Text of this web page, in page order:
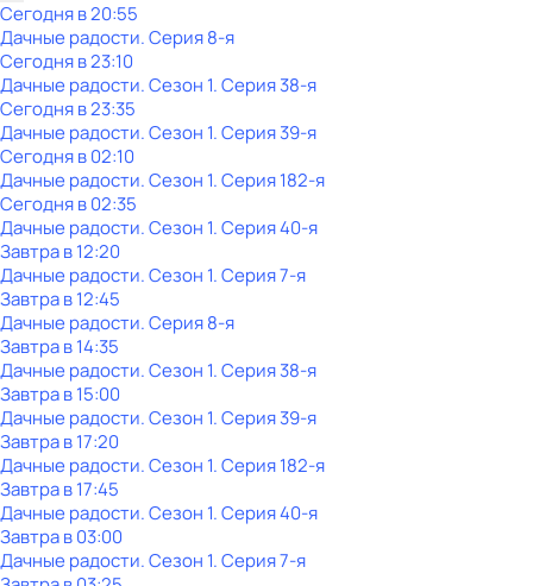
Сегодня в 20:55
Дачные радости. Серия 8-я
Сегодня в 23:10
Дачные радости. Сезон 1. Серия 38-я
Сегодня в 23:35
Дачные радости. Сезон 1. Серия 39-я
Сегодня в 02:10
Дачные радости. Сезон 1. Серия 182-я
Сегодня в 02:35
Дачные радости. Сезон 1. Серия 40-я
Завтра в 12:20
Дачные радости. Сезон 1. Серия 7-я
Завтра в 12:45
Дачные радости. Серия 8-я
Завтра в 14:35
Дачные радости. Сезон 1. Серия 38-я
Завтра в 15:00
Дачные радости. Сезон 1. Серия 39-я
Завтра в 17:20
Дачные радости. Сезон 1. Серия 182-я
Завтра в 17:45
Дачные радости. Сезон 1. Серия 40-я
Завтра в 03:00
Дачные радости. Сезон 1. Серия 7-я